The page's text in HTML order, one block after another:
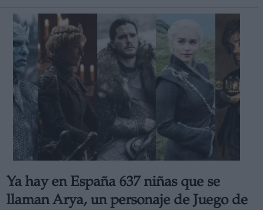
Ya hay en España 637 niñas que se
llaman Arya, un personaje de Juego de